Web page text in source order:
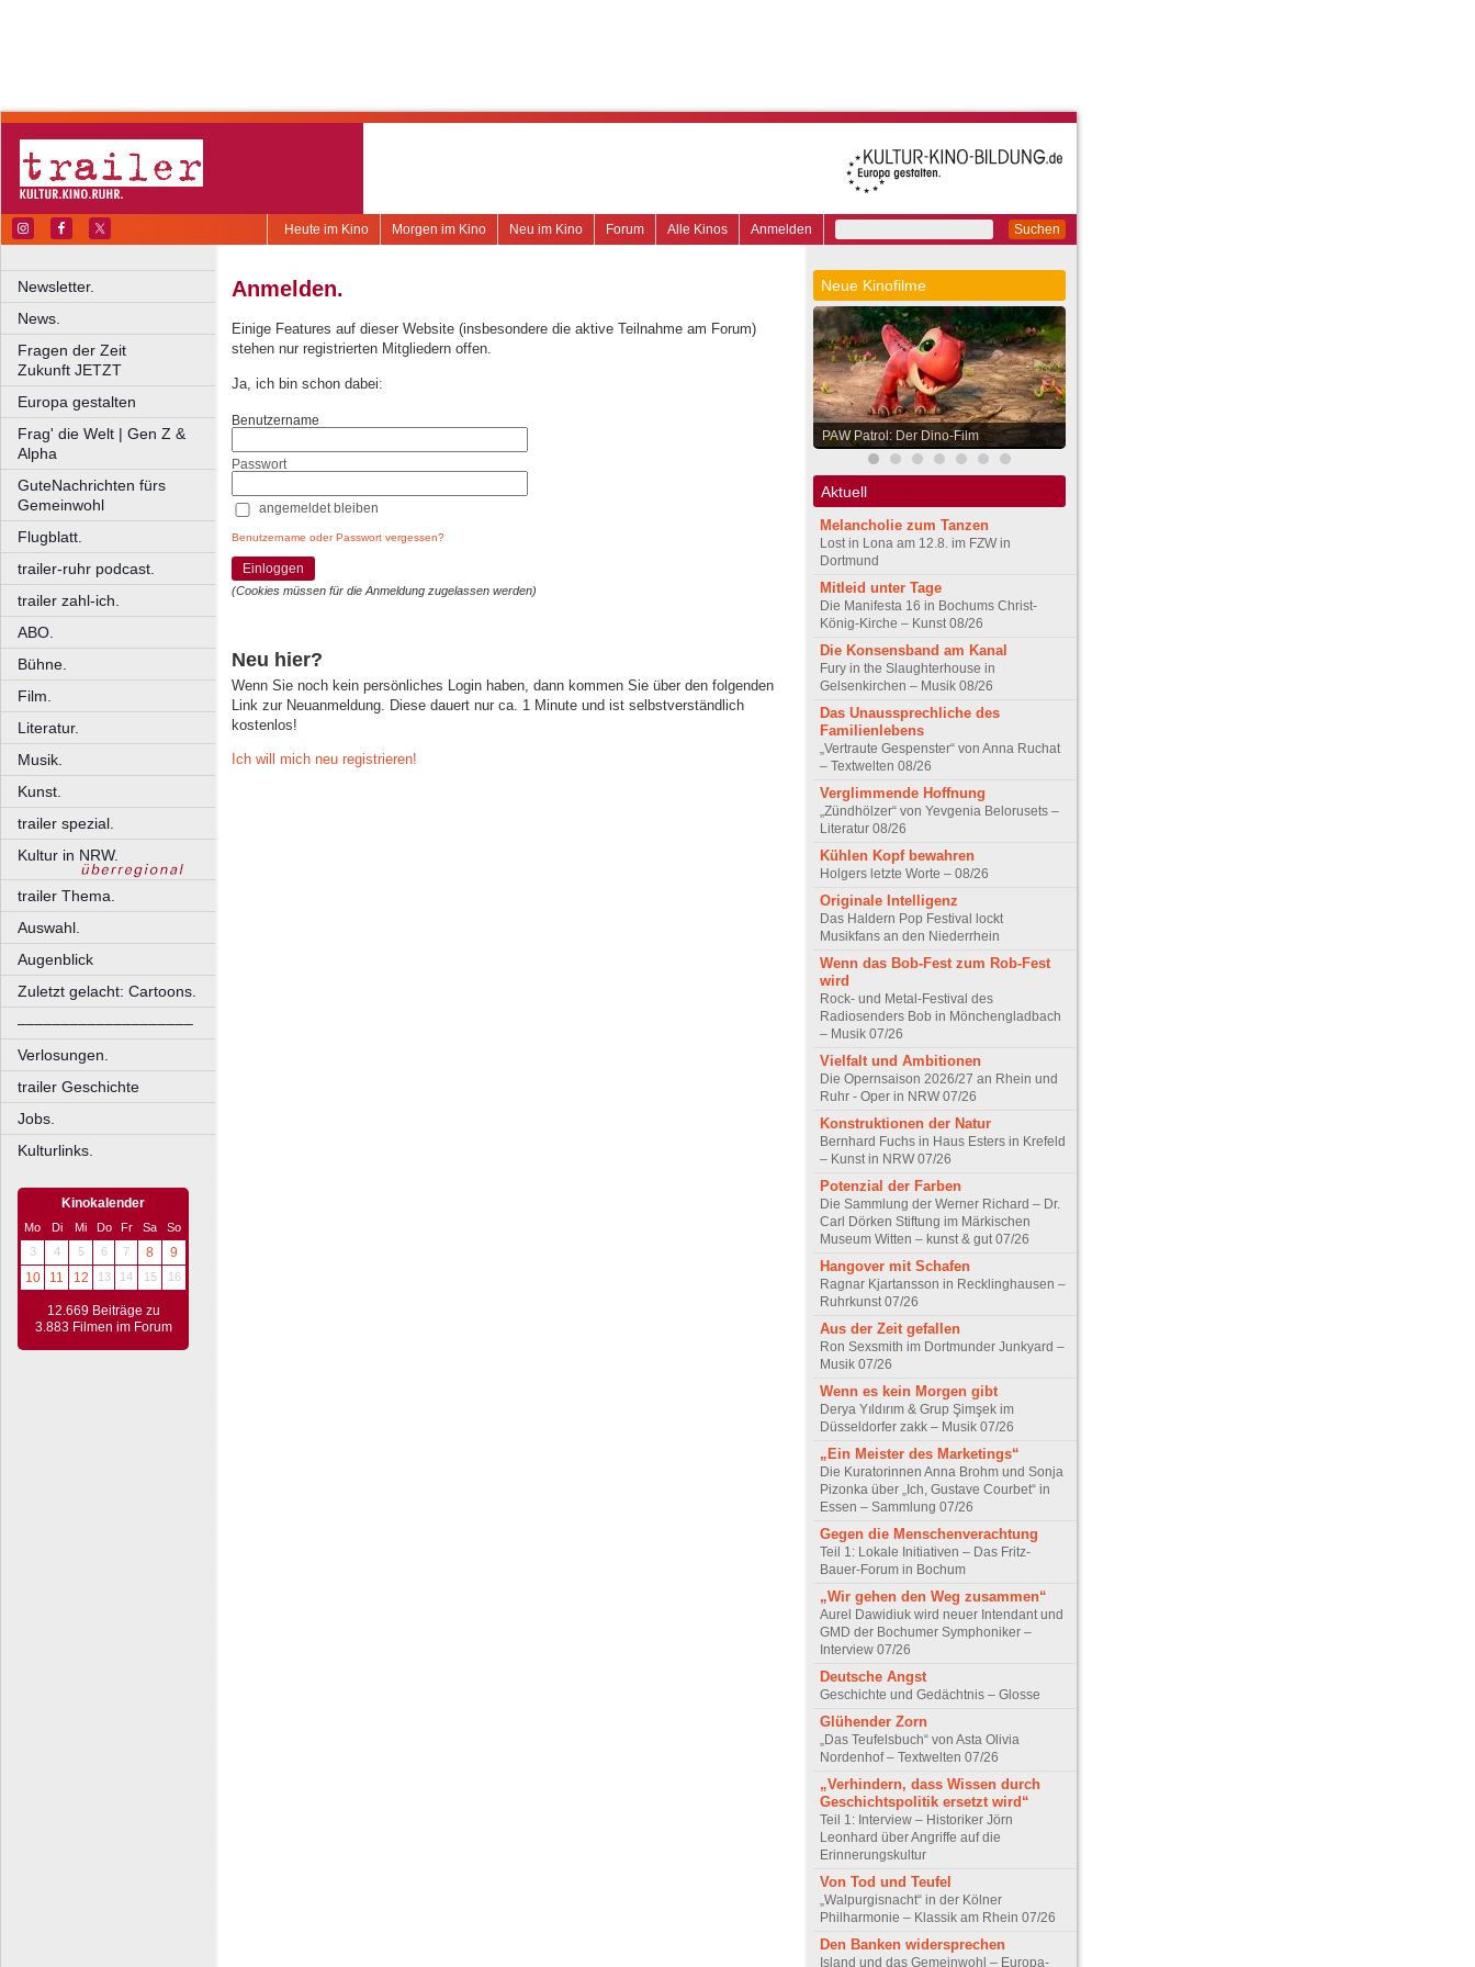
Suchen
Anmelden
Alle Kinos
Forum
Neu im Kino
Morgen im Kino
Heute im Kino
Newsletter.
News.
Fragen der Zeit
Zukunft JETZT
Europa gestalten
Frag' die Welt | Gen Z &
Alpha
GuteNachrichten fürs
Gemeinwohl
Flugblatt.
trailer-ruhr podcast.
trailer zahl-ich.
ABO.
Bühne.
Film.
Literatur.
Musik.
Kunst.
trailer spezial.
Kultur in NRW.
trailer Thema.
Auswahl.
Augenblick
Zuletzt gelacht: Cartoons.
––––––––––––––––––––
Verlosungen.
trailer Geschichte
Jobs.
Kulturlinks.
Kinokalender
Mo Di Mi Do Fr Sa
So
3
4 5 6 7 8
9
10
11 12 13 14 15 16
12.669 Beiträge zu
3.883 Filmen im Forum
Anmelden.
Einige Features auf dieser Website (insbesondere die aktive Teilnahme am Forum)
stehen nur registrierten Mitgliedern offen.
Ja, ich bin schon dabei:
Benutzername
Passwort
angemeldet bleiben
Benutzername oder Passwort vergessen?
Einloggen
(Cookies müssen für die Anmeldung zugelassen werden)
Neu hier?
Wenn Sie noch kein persönliches Login haben, dann kommen Sie über den folgenden
Link zur Neuanmeldung. Diese dauert nur ca. 1 Minute und ist selbstverständlich
kostenlos!
Ich will mich neu registrieren!
Neue Kinofilme
PAW Patrol: Der Dino-Film
Aktuell
Melancholie zum Tanzen
Lost in Lona am 12.8. im FZW in
Dortmund
Mitleid unter Tage
Die Manifesta 16 in Bochums Christ-
König-Kirche – Kunst 08/26
Die Konsensband am Kanal
Fury in the Slaughterhouse in
Gelsenkirchen – Musik 08/26
Das Unaussprechliche des
Familienlebens
„Vertraute Gespenster“ von Anna Ruchat
– Textwelten 08/26
Verglimmende Hoffnung
„Zündhölzer“ von Yevgenia Belorusets –
Literatur 08/26
Kühlen Kopf bewahren
Holgers letzte Worte – 08/26
Originale Intelligenz
Das Haldern Pop Festival lockt
Musikfans an den Niederrhein
Wenn das Bob-Fest zum Rob-Fest
wird
Rock- und Metal-Festival des
Radiosenders Bob in Mönchengladbach
– Musik 07/26
Vielfalt und Ambitionen
Die Opernsaison 2026/27 an Rhein und
Ruhr - Oper in NRW 07/26
Konstruktionen der Natur
Bernhard Fuchs in Haus Esters in Krefeld
– Kunst in NRW 07/26
Potenzial der Farben
Die Sammlung der Werner Richard – Dr.
Carl Dörken Stiftung im Märkischen
Museum Witten – kunst & gut 07/26
Hangover mit Schafen
Ragnar Kjartansson in Recklinghausen –
Ruhrkunst 07/26
Aus der Zeit gefallen
Ron Sexsmith im Dortmunder Junkyard –
Musik 07/26
Wenn es kein Morgen gibt
Derya Yıldırım & Grup Şimşek im
Düsseldorfer zakk – Musik 07/26
„Ein Meister des Marketings“
Die Kuratorinnen Anna Brohm und Sonja
Pizonka über „Ich, Gustave Courbet“ in
Essen – Sammlung 07/26
Gegen die Menschenverachtung
Teil 1: Lokale Initiativen – Das Fritz-
Bauer-Forum in Bochum
„Wir gehen den Weg zusammen“
Aurel Dawidiuk wird neuer Intendant und
GMD der Bochumer Symphoniker –
Interview 07/26
Deutsche Angst
Geschichte und Gedächtnis – Glosse
Glühender Zorn
„Das Teufelsbuch“ von Asta Olivia
Nordenhof – Textwelten 07/26
„Verhindern, dass Wissen durch
Geschichtspolitik ersetzt wird“
Teil 1: Interview – Historiker Jörn
Leonhard über Angriffe auf die
Erinnerungskultur
Von Tod und Teufel
„Walpurgisnacht“ in der Kölner
Philharmonie – Klassik am Rhein 07/26
Den Banken widersprechen
Island und das Gemeinwohl – Europa-